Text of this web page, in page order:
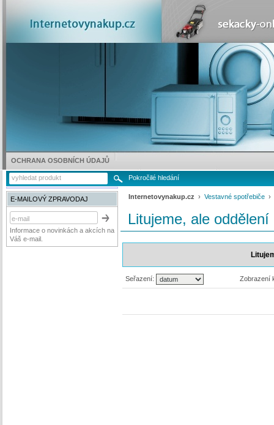
Internetovynakup.cz › Vestavné spotřebiče
Litujeme, ale oddělení
Seřazení: Zobrazení
E-MAILOVÝ ZPRAVODAJ
Informace o novinkách a akcích na
Váš e-mail.
Pokročilé hledání
OCHRANA OSOBNÍCH ÚDAJŮ